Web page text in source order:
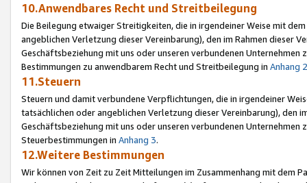
10.Anwendbares Recht und Streitbeilegung
Die Beilegung etwaiger Streitigkeiten, die in irgendeiner Weise mit
angeblichen Verletzung dieser Vereinbarung), den im Rahmen dieser
Geschäftsbeziehung mit uns oder unseren verbundenen
Bestimmungen zu anwendbarem Recht und Streitbeilegung in Anhang 2
11.Steuern
Steuern und damit verbundene Verpflichtungen, die in irgendeiner
tatsächlichen oder angeblichen Verletzung dieser Vereinbarung), den
Geschäftsbeziehung mit uns oder unseren verbundenen
Steuerbestimmungen in Anhang 3.
12.Weitere Bestimmungen
Wir können von Zeit zu Zeit Mitteilungen im Zusammenhang mit dem